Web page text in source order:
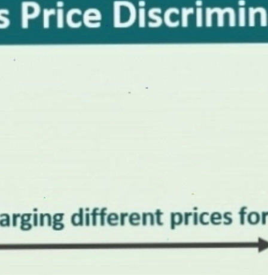
Đang mởhttps://erci.edu.vn/phan-biet-gia-la-gi